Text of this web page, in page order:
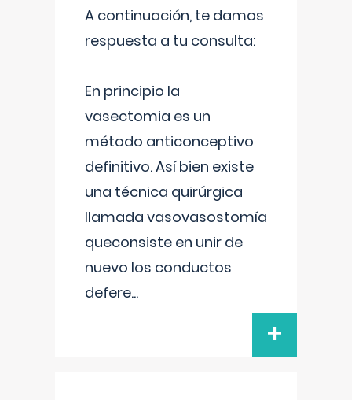
A continuación, te damos
respuesta a tu consulta:
En principio la
vasectomia es un
método anticonceptivo
definitivo. Así bien existe
una técnica quirúrgica
llamada vasovasostomía
queconsiste en unir de
nuevo los conductos
defere...
+